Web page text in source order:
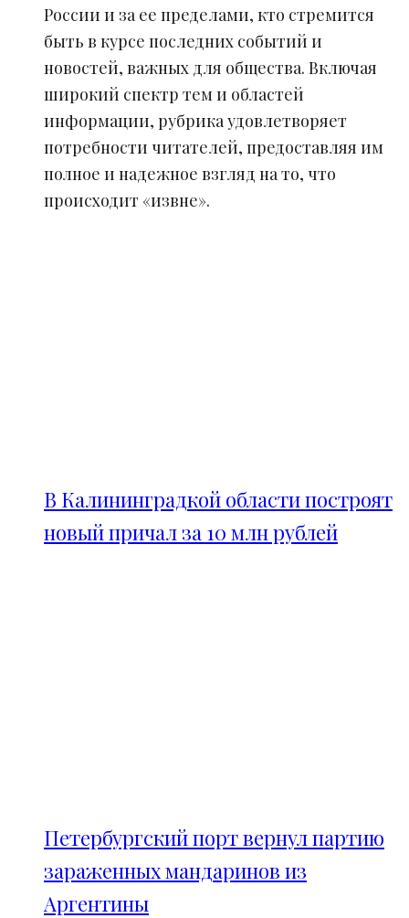
России и за ее пределами, кто стремится
быть в курсе последних событий и
новостей, важных для общества. Включая
широкий спектр тем и областей
информации, рубрика удовлетворяет
потребности читателей, предоставляя им
полное и надежное взгляд на то, что
происходит «извне».
В Калининградкой области построят
новый причал за 10 млн рублей
Петербургский порт вернул партию
зараженных мандаринов из
Аргентины